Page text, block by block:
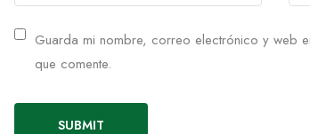
Guarda mi nombre, correo electrónico y web
que comente.